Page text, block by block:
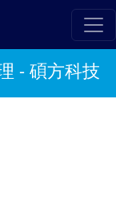
- 碩方科技